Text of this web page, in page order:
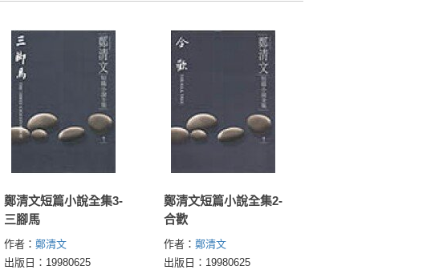
鄭清文短篇小說全集3-
三腳馬
作者： 鄭清文
出版日：19980625
鄭清文短篇小說全集2-
合歡
作者： 鄭清文
出版日：19980625